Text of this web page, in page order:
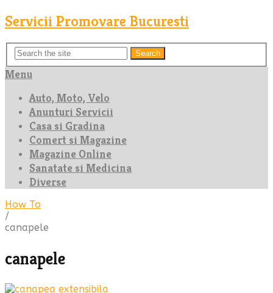
Servicii Promovare Bucuresti
Search
Menu
Auto, Moto, Velo
Anunturi Servicii
Casa si Gradina
Comert si Magazine
Magazine Online
Sanatate si Medicina
Diverse
How To
/
canapele
canapele